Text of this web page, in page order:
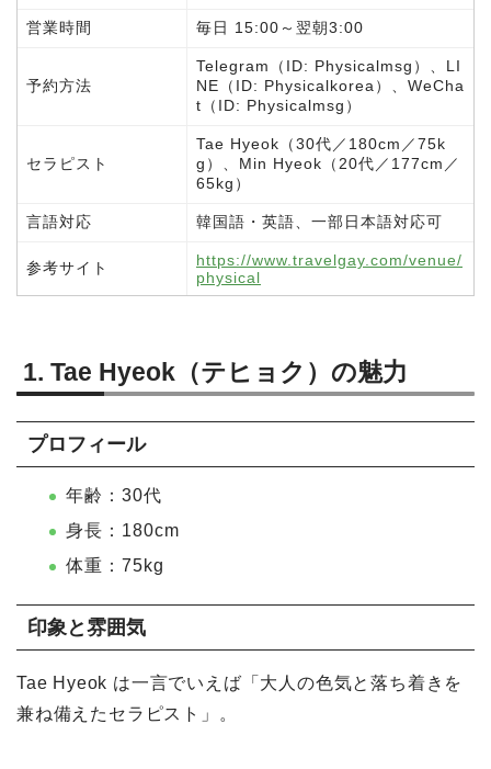
営業時間 毎日 15:00～翌朝3:00
予約方法
Telegram（ID: Physicalmsg）、LI
NE（ID: Physicalkorea）、WeCha
t（ID: Physicalmsg）
セラピスト
Tae Hyeok（30代／180cm／75k
g）、Min Hyeok（20代／177cm／
65kg）
言語対応 韓国語・英語、一部日本語対応可
参考サイト
https://www.travelgay.com/venue/
physical
1. Tae Hyeok（テヒョク）の魅力
プロフィール
年齢：30代
身長：180cm
体重：75kg
印象と雰囲気
Tae Hyeok は一言でいえば「大人の色気と落ち着きを
兼ね備えたセラピスト」。